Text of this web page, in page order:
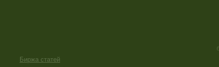
Биржа статей